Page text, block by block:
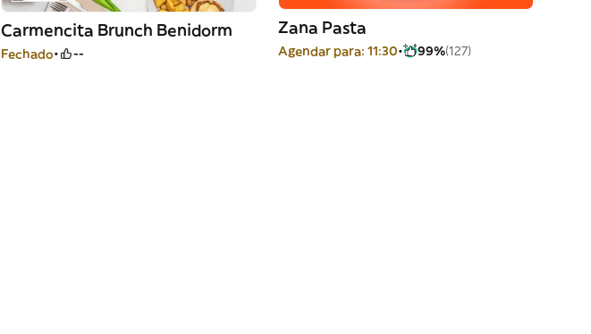
Carmencita Brunch Benidorm
Fechado --
Zana Pasta
Agendar para: 11:30 99%(127)